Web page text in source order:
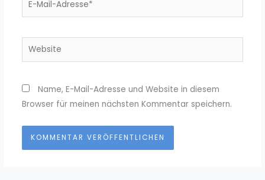
Website
Name, E-Mail-Adresse und Website in diesem
Browser für meinen nächsten Kommentar speichern.